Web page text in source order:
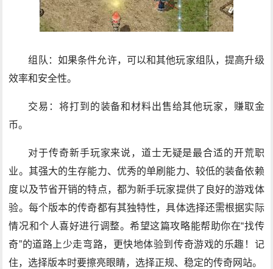
组队：如果条件允许，可以和其他玩家组队，提高升级
效率和安全性。
交易：将打到的装备和材料出售给其他玩家，赚取金
币。
对于传奇新手玩家来说，道士无疑是最合适的开荒职
业。其强大的生存能力、优秀的单刷能力、较低的装备依赖
度以及节省开销的特点，都为新手玩家提供了良好的游戏体
验。每个版本的传奇都有其独特性，具体选择还需根据实际
情况和个人喜好进行调整。希望这篇攻略能帮助你在“找传
奇”的道路上少走弯路，更快地体验到传奇游戏的乐趣！记
住，选择版本时要擦亮眼睛，选择正规、稳定的传奇网站。